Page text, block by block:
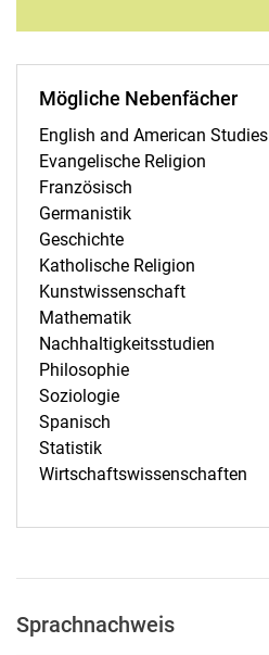
Mög­li­che Ne­ben­fä­cher
English and American Studies
Evangelische Religion
Französisch
Germanistik
Geschichte
Katholische Religion
Kunstwissenschaft
Mathematik
Nachhaltigkeitsstudien
Philosophie
Soziologie
Spanisch
Statistik
Wirtschaftswissenschaften
Sprachnachweis